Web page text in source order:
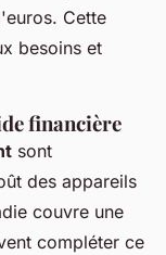
Cette
besoins et
financière
sont
des appareils
couvre une
compléter ce